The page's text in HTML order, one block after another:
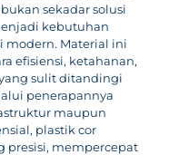
bukan sekadar solusi
kebutuhan
modern. Material ini
efisiensi, ketahanan,
sulit ditandingi
penerapannya
maupun
plastik cor
presisi, mempercepat